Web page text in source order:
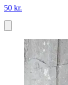
50 kr.